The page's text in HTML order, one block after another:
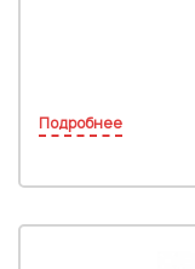
Подробнее